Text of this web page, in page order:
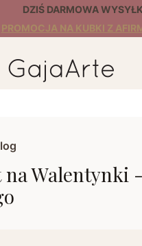
DZIŚ DARMOWA
PROMOCJA NA KUBKI Z
na Walentynki